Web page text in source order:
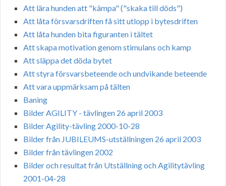
Att lära hunden att "kämpa" ("skaka till döds")
Att låta försvarsdriften få sitt utlopp i bytesdriften
Att låta hunden bita figuranten i tältet
Att skapa motivation genom stimulans och kamp
Att släppa det döda bytet
Att styra försvarsbeteende och undvikande beteende
Att vara uppmärksam på tälten
Baning
Bilder AGILITY - tävlingen 26 april 2003
Bilder Agility-tävling 2000-10-28
Bilder från JUBILEUMS-utställningen 26 april 2003
Bilder från tävlingen 2002
Bilder och resultat från Utställning och Agilitytävling
2001-04-28